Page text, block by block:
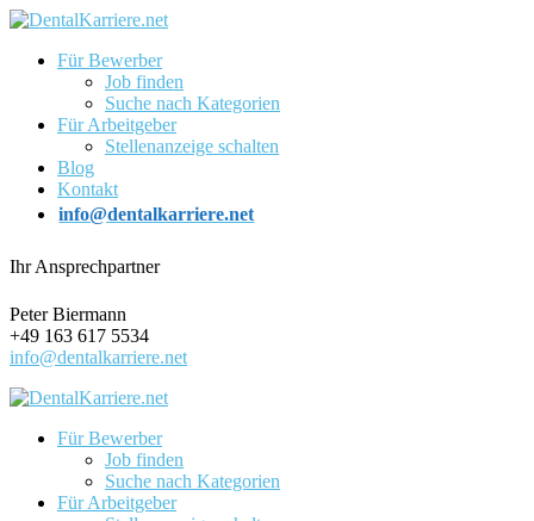
Für Bewerber
Job finden
Suche nach Kategorien
Für Arbeitgeber
Stellenanzeige schalten
Blog
Kontakt
info@dentalkarriere.net
Ihr Ansprechpartner
Peter Biermann
+49 163 617 5534
info@dentalkarriere.net
Für Bewerber
Job finden
Suche nach Kategorien
Für Arbeitgeber